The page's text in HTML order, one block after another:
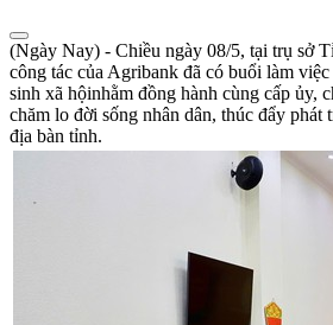
(Ngày Nay) - Chiều ngày 08/5, tại trụ sở
công tác của Agribank đã có buổi làm
sinh xã hộinhằm đồng hành cùng cấp ủy,
chăm lo đời sống nhân dân, thúc đẩy phát
địa bàn tỉnh.